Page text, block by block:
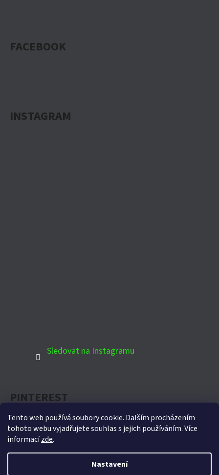
Tento web používá soubory cookie. Dalším procházením
tohoto webu vyjadřujete souhlas s jejich používáním. Více
informacízde.
Nastavení
FACEBOOK
INSTAGRAM
Sledovat na Instagramu
PINTEREST
Oficiální partner Biohort pro Českou republiku
Vytvořil Shoptet